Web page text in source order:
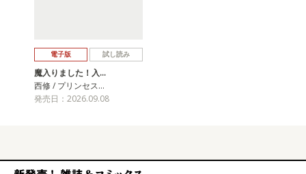
電子版 試し読み
魔入りました！入…
西修 / プリンセス…
発売日：2026.09.08